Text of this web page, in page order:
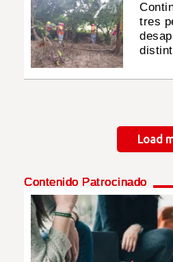
tres
Load
Contenido Patrocinado